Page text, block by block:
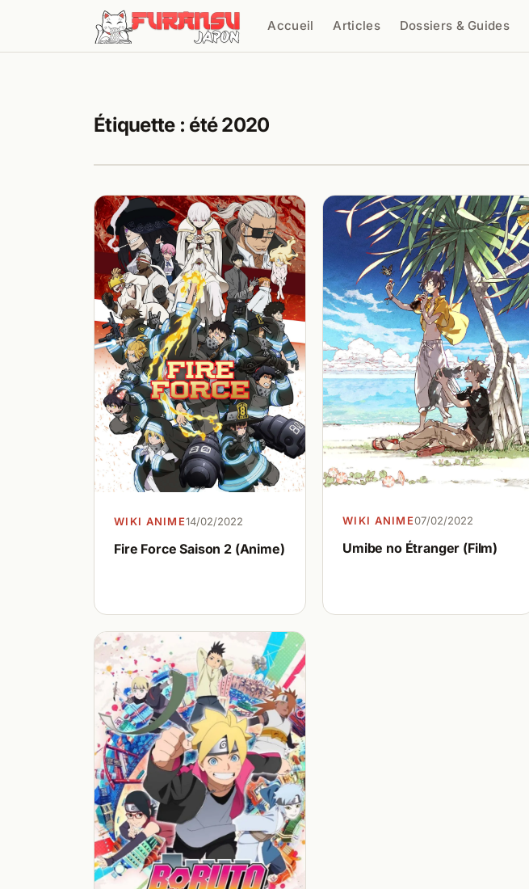
Aller au contenu
Accueil Articles Dossiers & Guides
Étiquette : été 2020
WIKI ANIME14/02/2022
Fire Force Saison 2 (Anime)
WIKI ANIME07/02/2022
Umibe no Étranger (Film)